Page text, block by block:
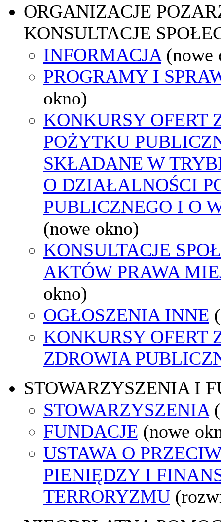
ORGANIZACJE
KONSULTACJE
INFORMACJA (nowe
PROGRAMY I
okno)
KONKURSY OFERT
POŻYTKU
SKŁADANE W
O DZIAŁALNOŚCI
PUBLICZNEGO I O
(nowe okno)
KONSULTACJE
AKTÓW PRAWA
okno)
OGŁOSZENIA INNE
KONKURSY OFERT
ZDROWIA
STOWARZYSZENIA I
STOWARZYSZENIA
FUNDACJE (nowe
USTAWA O
PIENIĘDZY I
TERRORYZMU